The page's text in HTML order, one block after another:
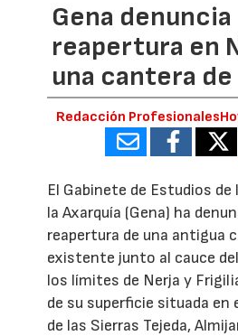
Gena denuncia
reapertura en
una cantera
Redacción
El Gabinete de Estudios de
la Axarquía (Gena) ha
reapertura de una antigua
existente junto al cauce
los límites de Nerja y
de su superficie situada en
de las Sierras Tejeda,